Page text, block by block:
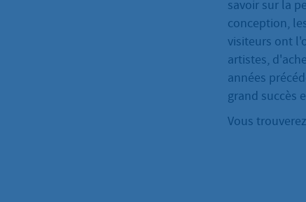
savoir sur la
conception,
visiteurs ont
artistes,
années
grand succès
Vous